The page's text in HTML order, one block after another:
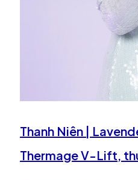
Thanh Niên |
Thermage V-Lift,